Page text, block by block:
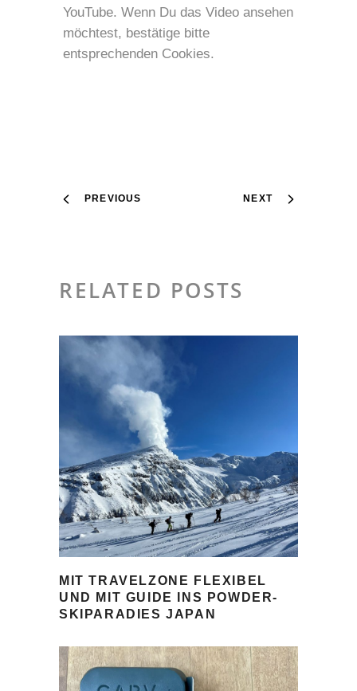
YouTube. Wenn Du das Video ansehen
möchtest, bestätige bitte
entsprechenden Cookies.
PREVIOUS NEXT
RELATED POSTS
MIT TRAVELZONE FLEXIBEL
UND MIT GUIDE INS POWDER-
SKIPARADIES JAPAN